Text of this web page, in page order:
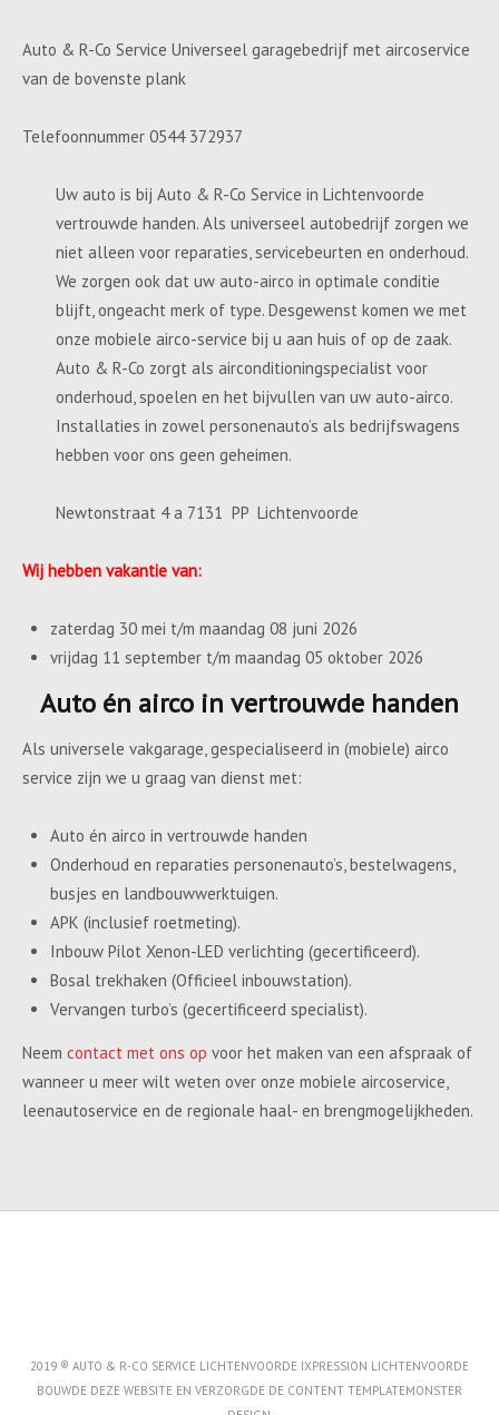
Auto & R-Co Service Universeel garagebedrijf met aircoservice
van de bovenste plank
Telefoonnummer 0544 372937
Uw auto is bij Auto & R-Co Service in Lichtenvoorde
vertrouwde handen. Als universeel autobedrijf zorgen we
niet alleen voor reparaties, servicebeurten en onderhoud.
We zorgen ook dat uw auto-airco in optimale conditie
blijft, ongeacht merk of type. Desgewenst komen we met
onze mobiele airco-service bij u aan huis of op de zaak.
Auto & R-Co zorgt als airconditioningspecialist voor
onderhoud, spoelen en het bijvullen van uw auto-airco.
Installaties in zowel personenauto’s als bedrijfswagens
hebben voor ons geen geheimen.
Newtonstraat 4 a 7131 PP Lichtenvoorde
Wij hebben vakantie van:
zaterdag 30 mei t/m maandag 08 juni 2026
vrijdag 11 september t/m maandag 05 oktober 2026
Auto én airco in vertrouwde handen
Als universele vakgarage, gespecialiseerd in (mobiele) airco
service zijn we u graag van dienst met:
Auto én airco in vertrouwde handen
Onderhoud en reparaties personenauto’s, bestelwagens,
busjes en landbouwwerktuigen.
APK (inclusief roetmeting).
Inbouw Pilot Xenon-LED verlichting (gecertificeerd).
Bosal trekhaken (Officieel inbouwstation).
Vervangen turbo’s (gecertificeerd specialist).
Neem contact met ons op voor het maken van een afspraak of
wanneer u meer wilt weten over onze mobiele aircoservice,
leenautoservice en de regionale haal- en brengmogelijkheden.
2019 ® AUTO & R-CO SERVICE LICHTENVOORDE IXPRESSION LICHTENVOORDE
BOUWDE DEZE WEBSITE EN VERZORGDE DE CONTENT TEMPLATEMONSTER